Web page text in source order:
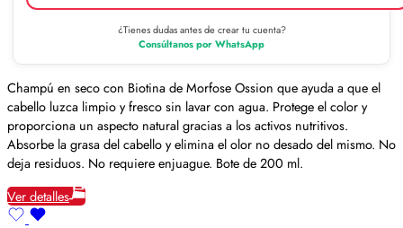
¿Tienes dudas antes de crear tu cuenta?
Consúltanos por WhatsApp
Champú en seco con Biotina de Morfose Ossion que ayuda a que el
cabello luzca limpio y fresco sin lavar con agua. Protege el color y
proporciona un aspecto natural gracias a los activos nutritivos.
Absorbe la grasa del cabello y elimina el olor no desado del mismo. No
deja residuos. No requiere enjuague. Bote de 200 ml.
Ver detalles